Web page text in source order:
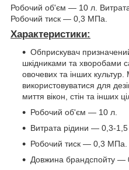
Робочий об'єм — 10 л.
Робочий тиск — 0,3 МПа.
Характеристики:
Обприскувач
шкідниками та хворобами
овочевих та інших
використовуватися для
миття вікон, стін та інших
Робочий об'єм — 10 л.
Витрата рідини — 0,3-1,5
Робочий тиск — 0,3 МПа.
Довжина брандспойту —